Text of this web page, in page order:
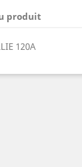
produit
120A